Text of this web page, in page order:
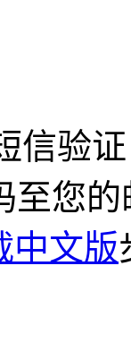
信验证
至您
中文版